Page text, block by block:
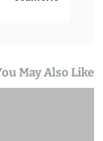
May Also Like